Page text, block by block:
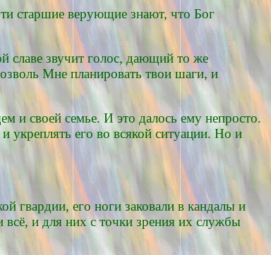
старшие верующие знают, что Бог
славе звучит голос, дающий то же
Мне планировать твои шаги, и
и своей семье. И это далось ему непросто.
укреплять его во всякой ситуации. Но и
гвардии, его ноги заковали в кандалы и
и для них с точки зрения их службы